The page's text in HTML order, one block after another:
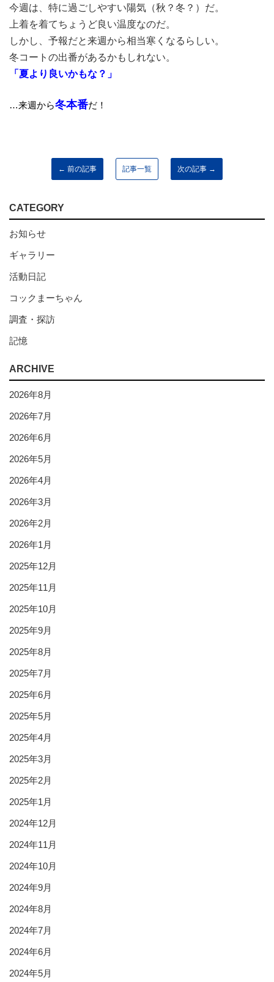
今週は、特に過ごしやすい陽気（秋？冬？）だ。
上着を着てちょうど良い温度なのだ。
しかし、予報だと来週から相当寒くなるらしい。
冬コートの出番があるかもしれない。
「夏より良いかもな？」
…来週から冬本番だ！
← 前の記事 記事一覧 次の記事 →
CATEGORY
お知らせ
ギャラリー
活動日記
コックまーちゃん
調査・探訪
記憶
ARCHIVE
2026年8月
2026年7月
2026年6月
2026年5月
2026年4月
2026年3月
2026年2月
2026年1月
2025年12月
2025年11月
2025年10月
2025年9月
2025年8月
2025年7月
2025年6月
2025年5月
2025年4月
2025年3月
2025年2月
2025年1月
2024年12月
2024年11月
2024年10月
2024年9月
2024年8月
2024年7月
2024年6月
2024年5月